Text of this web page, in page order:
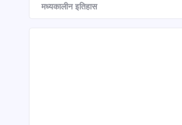
मध्यकालीन इतिहास